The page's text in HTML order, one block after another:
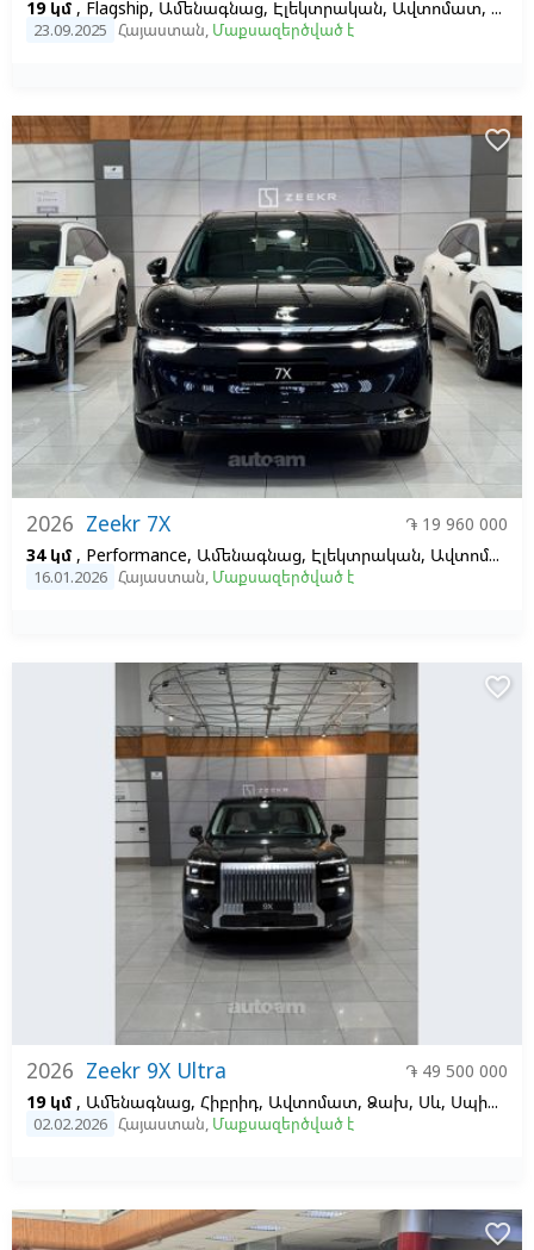
19 կմ , Flagship, Ամենագնաց, Էլեկտրական, Ավտոմատ, 66, 2
23.09.2025 Հայաստան, Մաքսազերծված է
2026 Zeekr 7X
֏ 19 960 000
34 կմ , Performance, Ամենագնաց, Էլեկտրական, Ավտոմատ, 100, 2
16.01.2026 Հայաստան, Մաքսազերծված է
favorite_border
2026 Zeekr 9X Ultra
֏ 49 500 000
19 կմ , Ամենագնաց, Հիբրիդ, Ավտոմատ, Ձախ, Սև, Սպիտակ
02.02.2026 Հայաստան, Մաքսազերծված է
favorite_border
favorite_border